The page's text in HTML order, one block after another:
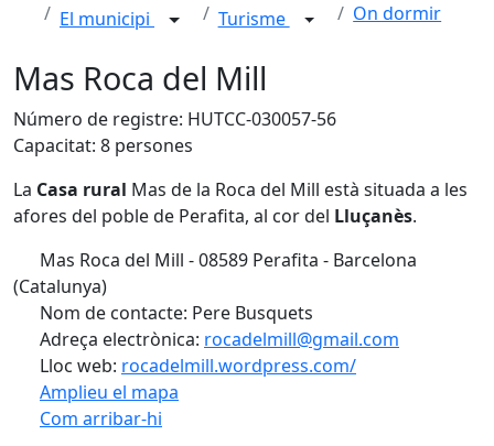
El municipi Turisme On dormir
Mas Roca del Mill
Número de registre: HUTCC-030057-56
Capacitat: 8 persones
La Casa rural Mas de la Roca del Mill està situada a les
afores del poble de Perafita, al cor del Lluçanès.
Mas Roca del Mill - 08589 Perafita - Barcelona
(Catalunya)
Nom de contacte: Pere Busquets
Adreça electrònica: rocadelmill@gmail.com
Lloc web: rocadelmill.wordpress.com/
Amplieu el mapa
Com arribar-hi